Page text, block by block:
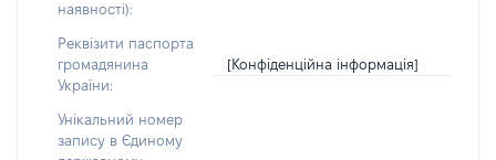
наявності):
Реквізити паспорта
громадянина
України:
[Конфіденційна інформація]
Унікальний номер
запису в Єдиному